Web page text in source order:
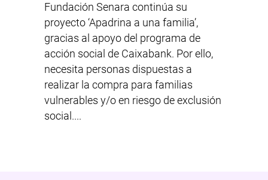
Fundación Senara continúa su
proyecto ‘Apadrina a una familia’,
gracias al apoyo del programa de
acción social de Caixabank. Por ello,
necesita personas dispuestas a
realizar la compra para familias
vulnerables y/o en riesgo de exclusión
social....